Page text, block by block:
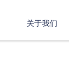
关于我们